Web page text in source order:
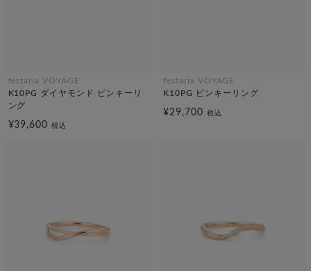
festaria VOYAGE
K10PG ダイヤモンド ピンキーリ
ング
¥39,600税込
festaria VOYAGE
K10PG ピンキーリング
¥29,700 税込